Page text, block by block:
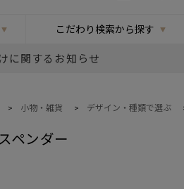
こだわり検索から探す
に関するお知らせ
> 小物・雑貨 > デザイン・種類で選ぶ
ペンダー